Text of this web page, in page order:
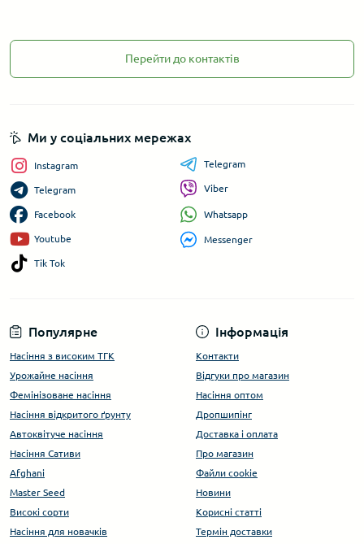
Перейти до контактів
Популярне
Насіння з високим ТГК
Урожайне насіння
Фемінізоване насіння
Насіння відкритого ґрунту
Автоквітуче насіння
Насіння Сативи
Afghani
Master Seed
Високі сорти
Насіння для новачків
Інформація
Контакти
Відгуки про магазин
Насіння оптом
Дропшипінг
Доставка і оплата
Про магазин
Файли cookie
Новини
Корисні статті
Термін доставки
Ми у соціальних мережах
Instagram
Telegram
Facebook
Youtube
Tik Tok
Telegram
Viber
Whatsapp
Messenger